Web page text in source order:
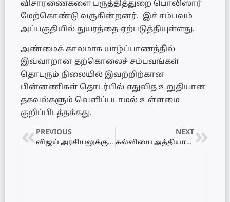
விசாரணைகளை பருத்தித்துறை பொலிஸார்
மேற்கொண்டு வருகின்றனர். இச் சம்பவம்
அப்பகுதியில் துயரத்தை ஏற்படுத்தியுள்ளது.
அண்மைக் காலமாக யாழ்ப்பாணத்தில்
இவ்வாறான தற்கொலைச் சம்பவங்கள்
தொடரும் நிலையில் இவற்றிற்கான
பின்னணிகள் தொடர்பில் எதுவித உறுதியான
தகவல்களும் வெளிப்படாமல் உள்ளமை
குறிப்பிடத்தக்கது.
PREVIOUS
விஜய் அரசியலுக்கு வர வேண்டும் – என்னை ஆதரிக்க வேண்டும் என்கிறார் சீமான்
NEXT
கல்வியை அத்தியாவசிய சேவையாக்கப்படும் – ஜனாதிபதி